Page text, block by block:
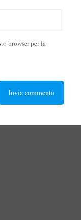
browser per la